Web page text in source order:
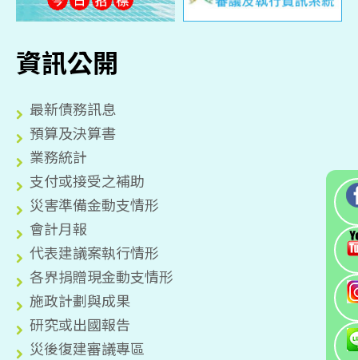
資訊公開
最新債務訊息
預算及決算書
業務統計
支付或接受之補助
災害準備金動支情形
會計月報
代表建議案執行情形
各界捐贈現金動支情形
施政計劃與成果
研究或出國報告
災後復建審議專區